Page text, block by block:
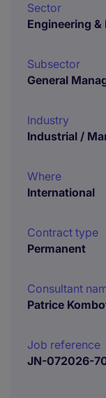
Sector
Engineering
Subsector
General
Industry
Industrial /
Where
International
Contract type
Permanent
Consultant
Patrice
Job reference
JN-072026-